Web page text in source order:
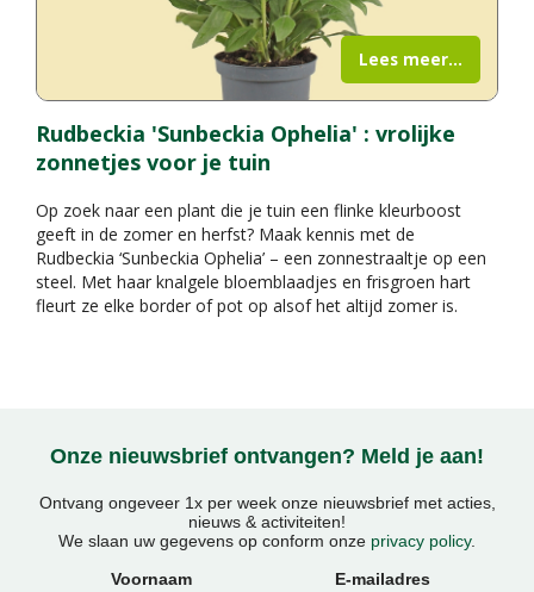
Rudbeckia 'Sunbeckia Ophelia' : vrolijke
zonnetjes voor je tuin
Op zoek naar een plant die je tuin een flinke kleurboost
geeft in de zomer en herfst? Maak kennis met de
Rudbeckia ‘Sunbeckia Ophelia’ – een zonnestraaltje op een
steel. Met haar knalgele bloemblaadjes en frisgroen hart
fleurt ze elke border of pot op alsof het altijd zomer is.
Lees meer...
Onze nieuwsbrief ontvangen? Meld je aan!
Ontvang ongeveer 1x per week onze nieuwsbrief met acties,
nieuws & activiteiten!
We slaan uw gegevens op conform onze privacy policy.
Voornaam
E-mailadres